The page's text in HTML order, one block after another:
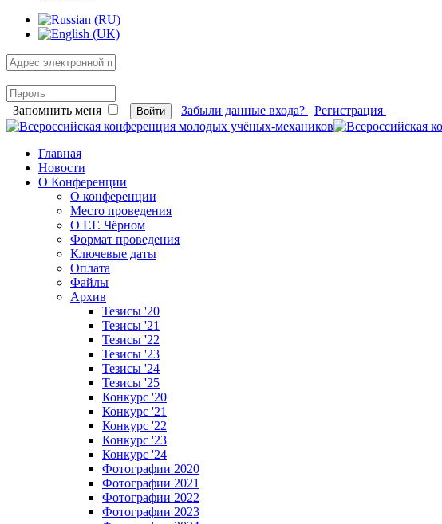
Запомнить меня Войти Забыли данные входа? Регистрация
Главная
Новости
О Конференции
О конференции
Место проведения
О Г.Г. Чёрном
Формат проведения
Ключевые даты
Оплата
Файлы
Архив
Тезисы '20
Тезисы '21
Тезисы '22
Тезисы '23
Тезисы '24
Тезисы '25
Конкурс '20
Конкурс '21
Конкурс '22
Конкурс '23
Конкурс '24
Фотографии 2020
Фотографии 2021
Фотографии 2022
Фотографии 2023